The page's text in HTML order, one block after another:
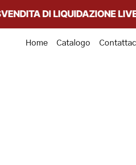
DI LIQUIDAZIONE LIVE!
Home Catalogo